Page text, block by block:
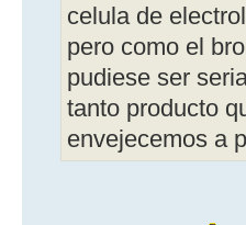
celula de
pero como el
pudiese ser
tanto producto
envejecemos a